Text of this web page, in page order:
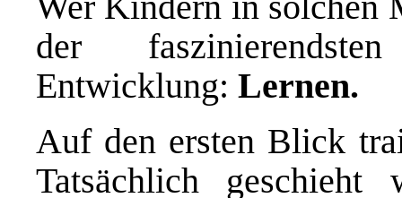
der
Entwicklung: Lernen.
Auf den ersten Blick
Tatsächlich